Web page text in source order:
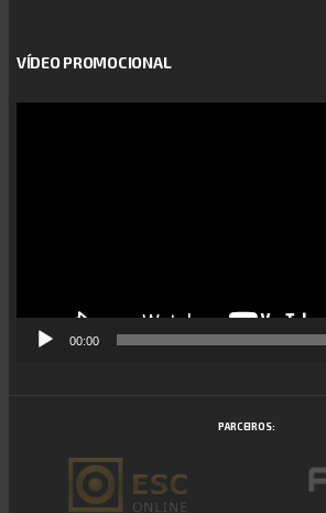
VÍDEO PROMOCIONAL
00:00
PARCEIROS: